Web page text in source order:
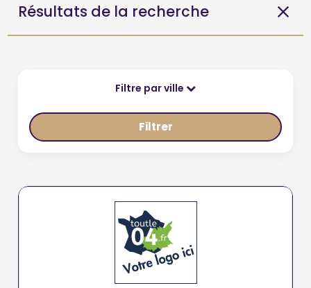
Résultats de la recherche
Filtre par ville
Filtrer